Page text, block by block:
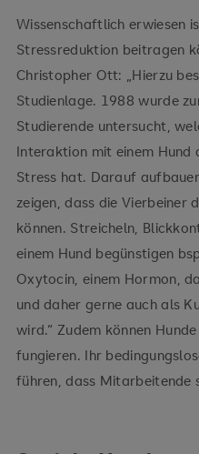
Wissenschaftlich erwiesen
Stressreduktion beitragen
Christopher Ott: „Hierzu
Studienlage. 1988 wurde
Studierende untersucht,
Interaktion mit einem Hund
Stress hat. Darauf
zeigen, dass die Vierbeiner
können. Streicheln,
einem Hund begünstigen
Oxytocin, einem Hormon,
und daher gerne auch als
wird.“ Zudem können
fungieren. Ihr
führen, dass Mitarbeitende